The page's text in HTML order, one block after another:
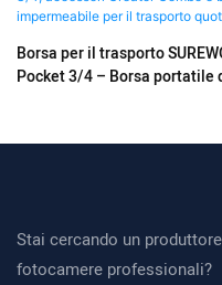
Borsa per il trasporto
Pocket 3/4 – Borsa portatile
quotidiano.
Stai cercando un
fotocamere professionali?